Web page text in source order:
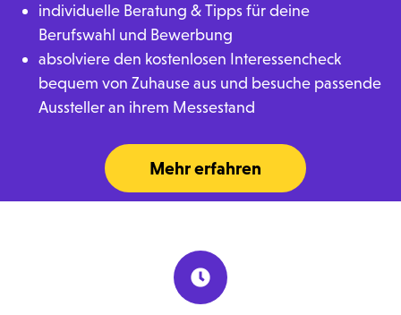
individuelle Beratung & Tipps für deine
Berufswahl und Bewerbung
absolviere den kostenlosen Interessencheck
bequem von Zuhause aus und besuche passende
Aussteller an ihrem Messestand
Mehr erfahren